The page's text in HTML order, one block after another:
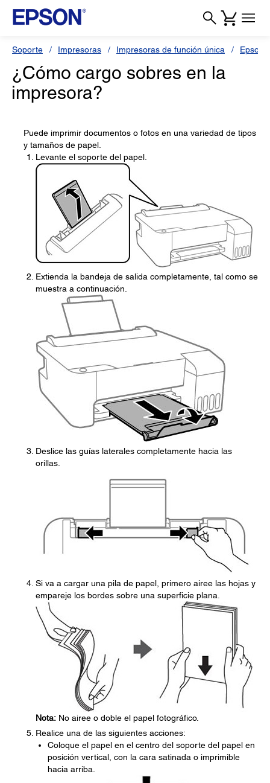
Soporte Impresoras Impresoras de función única Epson
¿Cómo cargo sobres en la
impresora?
Puede imprimir documentos o fotos en una variedad de tipos
y tamaños de papel.
Levante el soporte del papel.
Extienda la bandeja de salida completamente, tal como se
muestra a continuación.
Deslice las guías laterales completamente hacia las
orillas.
Si va a cargar una pila de papel, primero airee las hojas y
empareje los bordes sobre una superficie plana.
Nota: No airee o doble el papel fotográfico.
Realice una de las siguientes acciones:
Coloque el papel en el centro del soporte del papel en
posición vertical, con la cara satinada o imprimible
hacia arriba.